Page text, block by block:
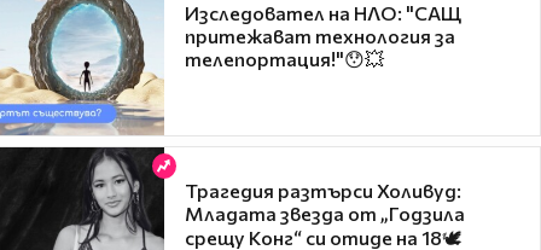
Изследовател на НЛО: "САЩ
притежават технология за
телепортация!"😯💥
Трагедия разтърси Холивуд:
Младата звезда от „Годзила
срещу Конг“ си отиде на 18🕊️